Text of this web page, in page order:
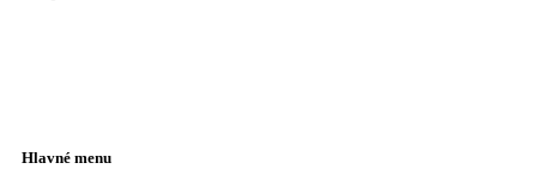
Hlavné menu